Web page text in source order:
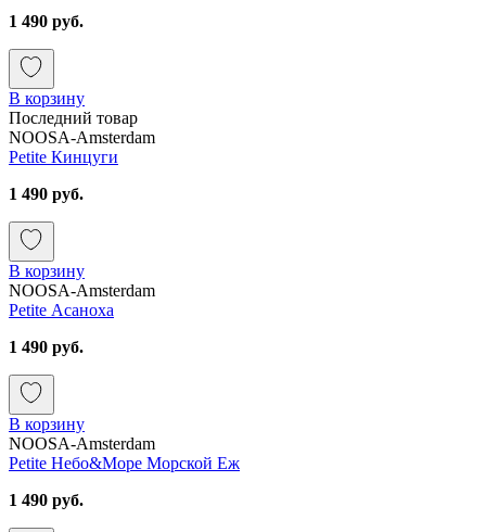
1 490 руб.
В корзину
Последний товар
NOOSA-Amsterdam
Petite Кинцуги
1 490 руб.
В корзину
NOOSA-Amsterdam
Petite Асаноха
1 490 руб.
В корзину
NOOSA-Amsterdam
Petite Небо&Море Морской Еж
1 490 руб.